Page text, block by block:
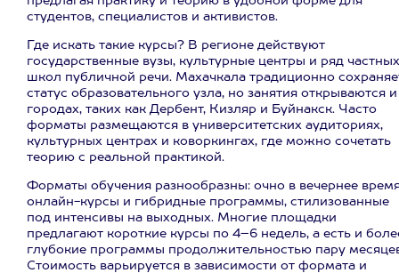
студентов, специалистов и активистов.
Где искать такие курсы? В регионе действуют
государственные вузы, культурные центры и ряд частных
школ публичной речи. Махачкала традиционно
статус образовательного узла, но занятия открываются и
городах, таких как Дербент, Кизляр и Буйнакск. Часто
форматы размещаются в университетских аудиториях,
культурных центрах и коворкингах, где можно сочетать
теорию с реальной практикой.
Форматы обучения разнообразны: очно в вечернее
онлайн-курсы и гибридные программы, стилизованные
под интенсивы на выходных. Многие площадки
предлагают короткие курсы по 4–6 недель, а есть и
глубокие программы продолжительностью пару
Стоимость варьируется в зависимости от формата и